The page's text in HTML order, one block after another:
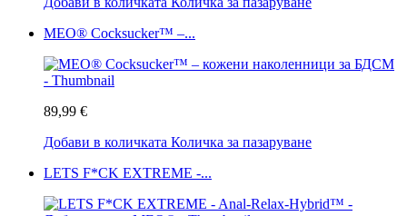
MEO® Cocksucker™ –...
89,99 €
Добави в количката Количка за пазаруване
LETS F*CK EXTREME -...